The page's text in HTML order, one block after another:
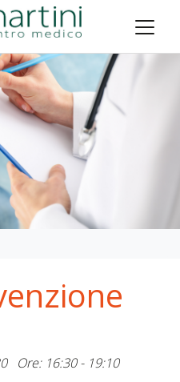
Ore: 16:30 - 19:10